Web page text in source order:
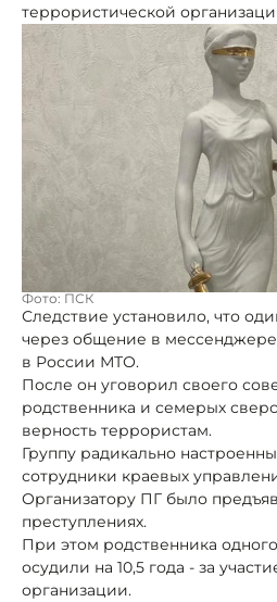
террористической
Фото: ПСК
Следствие установило, что
через общение в
в России МТО.
После он уговорил своего
родственника и семерых
верность террористам.
Группу радикально
сотрудники краевых
Организатору ПГ было
преступлениях.
При этом родственника
осудили на 10,5 года - за
организации.